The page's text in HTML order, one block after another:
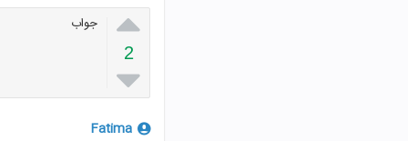

2

جواب
Fatima